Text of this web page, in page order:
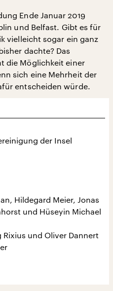
Ende Januar 2019
und Belfast. Gibt es für
vielleicht sogar ein ganz
dachte? Das
die Möglichkeit einer
sich eine Mehrheit der
entscheiden würde.
der Insel
Hildegard Meier, Jonas
und Hüseyin Michael
und Oliver Dannert